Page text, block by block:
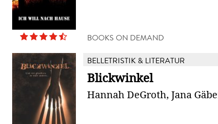
BOOKS ON DEMAND
BELLETRISTIK & LITERATUR
Blickwinkel
Hannah DeGroth, Jana